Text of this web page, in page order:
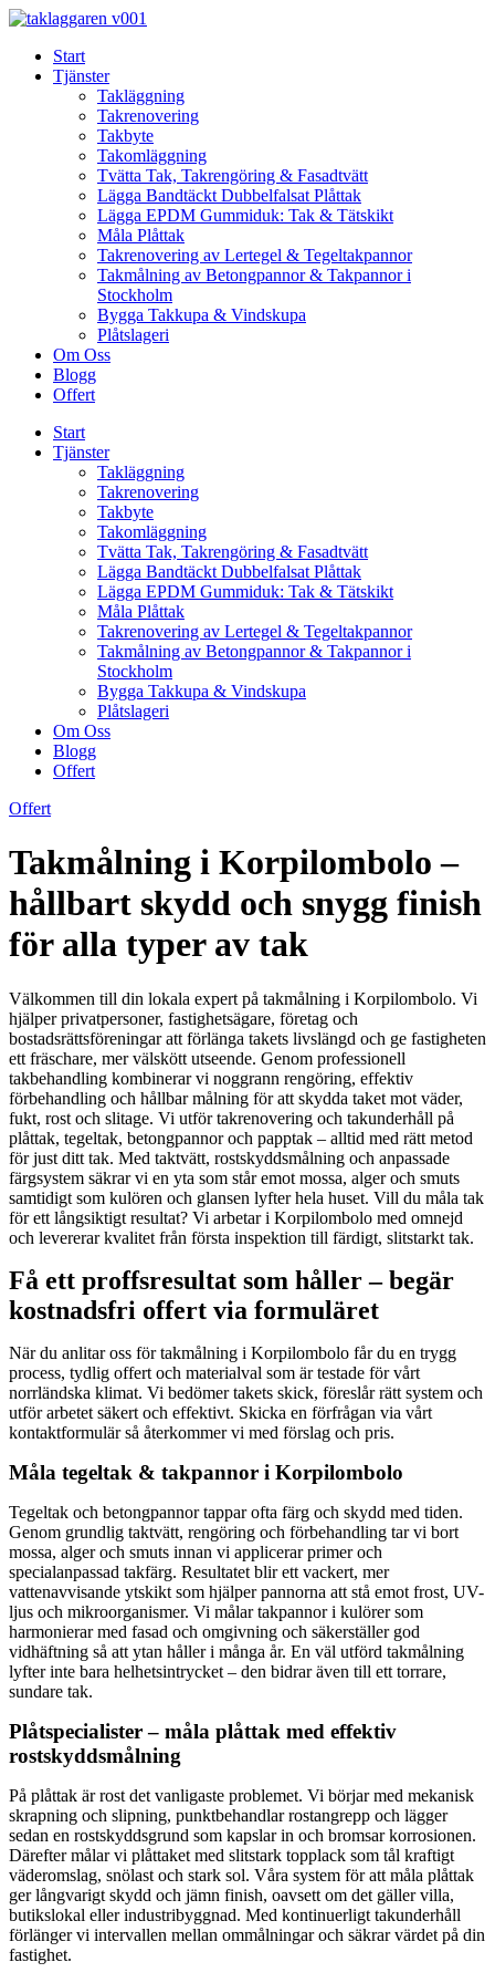
Skip
contentStart
Tjänster
Takläggning
Takrenovering
Takbyte
Takomläggning
Tvätta Tak, Takrengöring & Fasadtvätt
Lägga Bandtäckt Dubbelfalsat Plåttak
Lägga EPDM Gummiduk: Tak & Tätskikt
Måla Plåttak
Takrenovering av Lertegel & Tegeltakpannor
Takmålning av Betongpannor & Takpannor i
Stockholm
Bygga Takkupa & Vindskupa
Plåtslageri
Om Oss
Blogg
Offert
Start
Tjänster
Takläggning
Takrenovering
Takbyte
Takomläggning
Tvätta Tak, Takrengöring & Fasadtvätt
Lägga Bandtäckt Dubbelfalsat Plåttak
Lägga EPDM Gummiduk: Tak & Tätskikt
Måla Plåttak
Takrenovering av Lertegel & Tegeltakpannor
Takmålning av Betongpannor & Takpannor i
Stockholm
Bygga Takkupa & Vindskupa
Plåtslageri
Om Oss
Blogg
Offert
Offert
Takmålning i Korpilombolo –
hållbart skydd och snygg finish
för alla typer av tak
Välkommen till din lokala expert på takmålning i Korpilombolo. Vi
hjälper privatpersoner, fastighetsägare, företag och
bostadsrättsföreningar att förlänga takets livslängd och ge fastigheten
ett fräschare, mer välskött utseende. Genom professionell
takbehandling kombinerar vi noggrann rengöring, effektiv
förbehandling och hållbar målning för att skydda taket mot väder,
fukt, rost och slitage. Vi utför takrenovering och takunderhåll på
plåttak, tegeltak, betongpannor och papptak – alltid med rätt metod
för just ditt tak. Med taktvätt, rostskyddsmålning och anpassade
färgsystem säkrar vi en yta som står emot mossa, alger och smuts
samtidigt som kulören och glansen lyfter hela huset. Vill du måla tak
för ett långsiktigt resultat? Vi arbetar i Korpilombolo med omnejd
och levererar kvalitet från första inspektion till färdigt, slitstarkt tak.
Få ett proffsresultat som håller – begär
kostnadsfri offert via formuläret
När du anlitar oss för takmålning i Korpilombolo får du en trygg
process, tydlig offert och materialval som är testade för vårt
norrländska klimat. Vi bedömer takets skick, föreslår rätt system och
utför arbetet säkert och effektivt. Skicka en förfrågan via vårt
kontaktformulär så återkommer vi med förslag och pris.
Måla tegeltak & takpannor i Korpilombolo
Tegeltak och betongpannor tappar ofta färg och skydd med tiden.
Genom grundlig taktvätt, rengöring och förbehandling tar vi bort
mossa, alger och smuts innan vi applicerar primer och
specialanpassad takfärg. Resultatet blir ett vackert, mer
vattenavvisande ytskikt som hjälper pannorna att stå emot frost, UV-
ljus och mikroorganismer. Vi målar takpannor i kulörer som
harmonierar med fasad och omgivning och säkerställer god
vidhäftning så att ytan håller i många år. En väl utförd takmålning
lyfter inte bara helhetsintrycket – den bidrar även till ett torrare,
sundare tak.
Plåtspecialister – måla plåttak med effektiv
rostskyddsmålning
På plåttak är rost det vanligaste problemet. Vi börjar med mekanisk
skrapning och slipning, punktbehandlar rostangrepp och lägger
sedan en rostskyddsgrund som kapslar in och bromsar korrosionen.
Därefter målar vi plåttaket med slitstark topplack som tål kraftigt
väderomslag, snölast och stark sol. Våra system för att måla plåttak
ger långvarigt skydd och jämn finish, oavsett om det gäller villa,
butikslokal eller industribyggnad. Med kontinuerligt takunderhåll
förlänger vi intervallen mellan ommålningar och säkrar värdet på din
fastighet.